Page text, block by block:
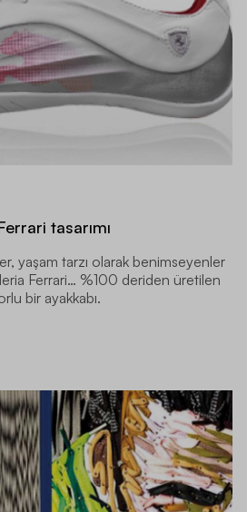
tasarımı
yaşam tarzı olarak benimseyenler
Ferrari… %100 deriden üretilen
bir ayakkabı.